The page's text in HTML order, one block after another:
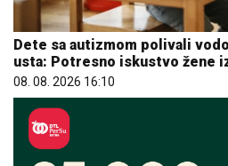
Dete sa autizmom polivali
usta: Potresno iskustvo žene
08. 08. 2026 16:10